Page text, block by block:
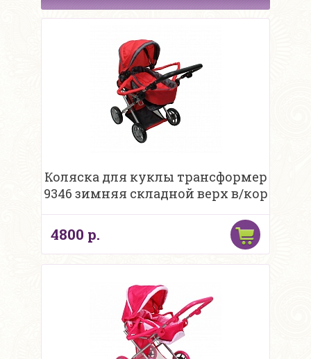
Коляска для куклы трансформер
9346 зимняя складной верх в/кор
4800 р.